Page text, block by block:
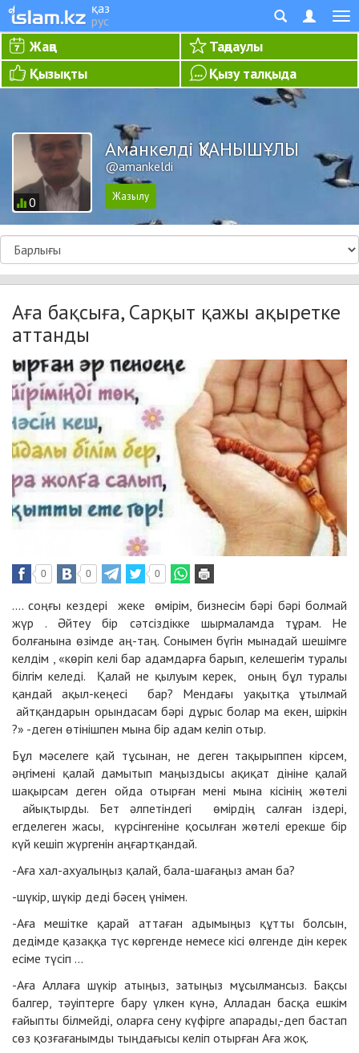
қаз
рус
Жаңа
Таңдаулы
Қызықты
Қызу талқыда
0
Аманкелді ҚУАНЫШҰЛЫ
@amankeldi
Аға бақсыға, Сарқыт қажы ақыретке
аттанды
0 0 0
.... соңғы кездері жеке өмірім, бизнесім бәрі бәрі болмай
жүр . Әйтеу бір сәтсіздікке шырмаламда тұрам. Не
болғанына өзімде аң-таң. Сонымен бүгін мынадай шешімге
келдім , «көріп келі бар адамдарға барып, келешегім туралы
білгім келеді. Қалай не қылуым керек, оның бұл туралы
қандай ақыл-кеңесі бар? Мендағы уақытқа ұтылмай
айтқандарын орындасам бәрі дұрыс болар ма екен, шіркін
?» -деген өтінішпен мына бір адам келіп отыр.
Бұл мәселеге қай тұсынан, не деген тақырыппен кірсем,
әңгімені қалай дамытып маңыздысы ақиқат дініне қалай
шақырсам деген ойда отырған мені мына кісінің жөтелі
айықтырды. Бет әлпетіндегі өмірдің салған іздері,
егделеген жасы, күрсінгеніне қосылған жөтелі ерекше бір
күй кешіп жүргенін аңғартқандай.
-Аға xал-аxуалыңыз қалай, бала-шағаңыз аман ба?
-шүкір, шүкір деді бәсең үнімен.
-Аға мешітке қарай аттаған адымыңыз құтты болсын,
дедімде қазаққа түс көргенде немесе кісі өлгенде дін керек
есіме түсіп ...
-Аға Аллаға шүкір атыңыз, затыңыз мұсылмансыз. Бақсы
балгер, тәуіптерге бару үлкен күнә, Алладан басқа ешкім
ғайыпты білмейді, оларға сену күфірге апарады,-деп бастап
сөз қозғағанымды тыңдағысы келіп отырған Аға жоқ.